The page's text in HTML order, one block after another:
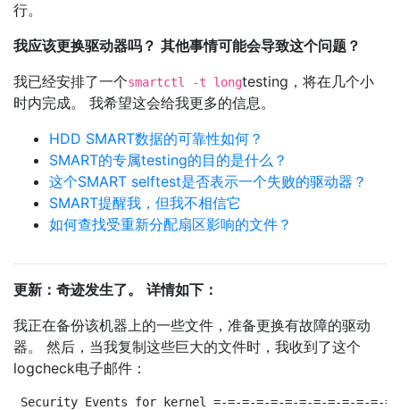
行。
我应该更换驱动器吗？ 其他事情可能会导致这个问题？
我已经安排了一个smartctl -t longtesting，将在几个小
时内完成。 我希望这会给我更多的信息。
HDD SMART数据的可靠性如何？
SMART的专属testing的目的是什么？
这个SMART selftest是否表示一个失败的驱动器？
SMART提醒我，但我不相信它
如何查找受重新分配扇区影响的文件？
更新：奇迹发生了。
详情如下：
我正在备份该机器上的一些文件，准备更换有故障的驱动
器。 然后，当我复制这些巨大的文件时，我收到了这个
logcheck电子邮件：
Security Events for kernel =-=-=-=-=-=-=-=-=-=-=-=-=-